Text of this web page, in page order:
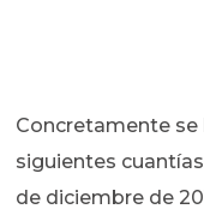
Concretamente se
siguientes
de diciembre de